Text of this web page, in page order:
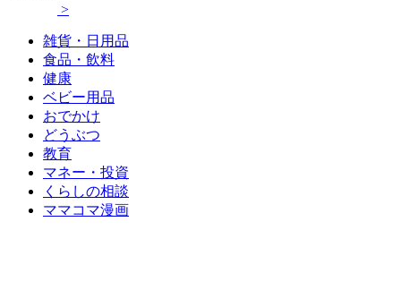
>
雑貨・日用品
食品・飲料
健康
ベビー用品
おでかけ
どうぶつ
教育
マネー・投資
くらしの相談
ママコマ漫画